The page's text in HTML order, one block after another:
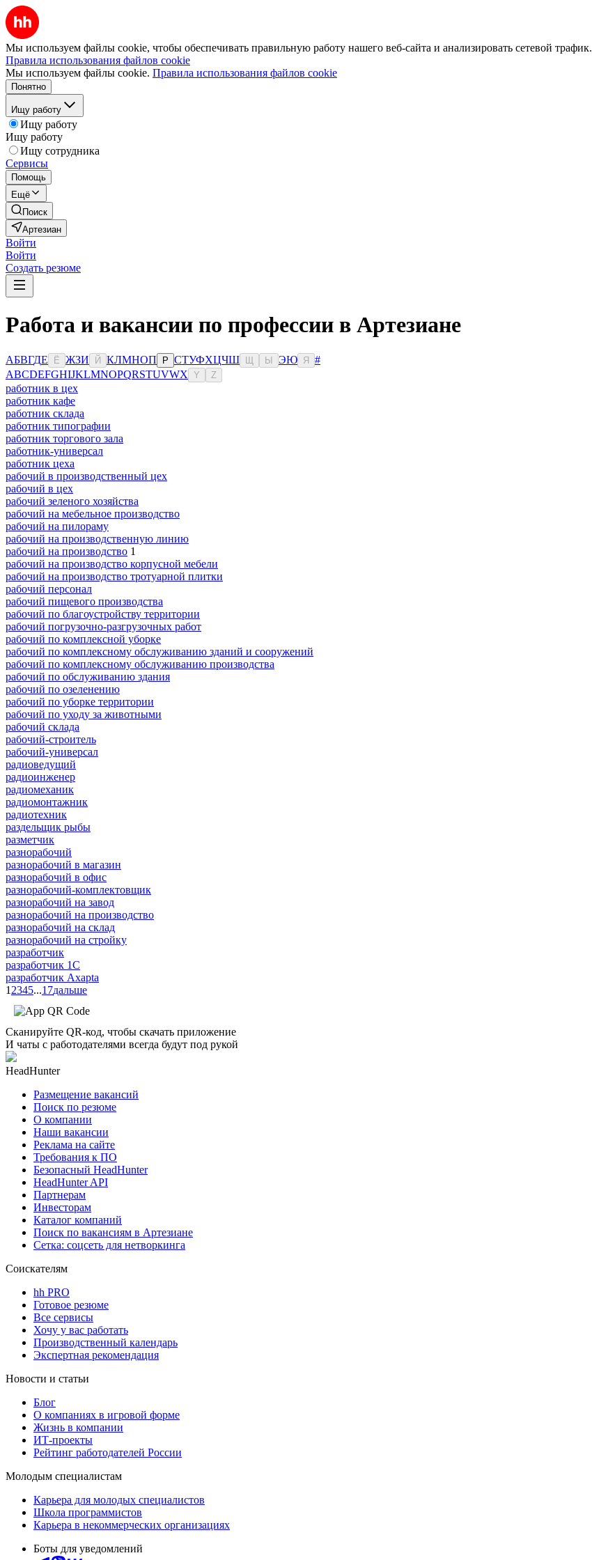
Мы используем файлы cookie, чтобы обеспечивать правильную работу нашего веб-сайта и анализировать сетевой трафик.
Правила использования файлов cookie
Мы используем файлы cookie. Правила использования файлов cookie
Понятно
Ищу работу
Ищу работу
Ищу работу
Ищу сотрудника
Сервисы
Помощь
Ещё
Поиск
Артезиан
Войти
Войти
Создать резюме
Работа и вакансии по профессии в Артезиане
АБВГДЕ Ё ЖЗИ Й КЛМНОП Р СТУФХЦЧШ Ы ЭЮ Я
#
ABCDEFGHIJKLMNOPQRSTUVWX Y Z
работник в цех
работник кафе
работник склада
работник типографии
работник торгового зала
работник-универсал
работник цеха
рабочий в производственный цех
рабочий в цех
рабочий зеленого хозяйства
рабочий на мебельное производство
рабочий на пилораму
рабочий на производственную линию
рабочий на производство 1
рабочий на производство корпусной мебели
рабочий на производство тротуарной плитки
рабочий персонал
рабочий пищевого производства
рабочий по благоустройству территории
рабочий погрузочно-разгрузочных работ
рабочий по комплексной уборке
рабочий по комплексному обслуживанию зданий и сооружений
рабочий по комплексному обслуживанию производства
рабочий по обслуживанию здания
рабочий по озеленению
рабочий по уборке территории
рабочий по уходу за животными
рабочий склада
рабочий-строитель
рабочий-универсал
радиоведущий
радиоинженер
радиомеханик
радиомонтажник
радиотехник
раздельщик рыбы
разметчик
разнорабочий
разнорабочий в магазин
разнорабочий в офис
разнорабочий-комплектовщик
разнорабочий на завод
разнорабочий на производство
разнорабочий на склад
разнорабочий на стройку
разработчик
разработчик 1C
разработчик Axapta
1 2345...17дальше
Сканируйте QR-код, чтобы скачать приложение
И чаты с работодателями всегда будут под рукой
HeadHunter
Размещение вакансий
Поиск по резюме
О компании
Наши вакансии
Реклама на сайте
Требования к ПО
Безопасный HeadHunter
HeadHunter API
Партнерам
Инвесторам
Каталог компаний
Поиск по вакансиям в Артезиане
Сетка: соцсеть для нетворкинга
Соискателям
hh PRO
Готовое резюме
Все сервисы
Хочу у вас работать
Производственный календарь
Экспертная рекомендация
Новости и статьи
Блог
О компаниях в игровой форме
Жизнь в компании
ИТ-проекты
Рейтинг работодателей России
Молодым специалистам
Карьера для молодых специалистов
Школа программистов
Карьера в некоммерческих организациях
Боты для уведомлений